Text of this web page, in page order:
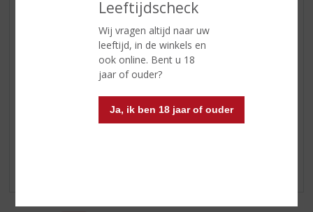
Leeftijdscheck
Wij vragen altijd naar uw
leeftijd, in de winkels en
ook online. Bent u 18
jaar of ouder?
Ja, ik ben 18 jaar of ouder
gebracht, met een elegante en
fijne finish.
de afdronk is gemiddeld te
noemen
Reviews